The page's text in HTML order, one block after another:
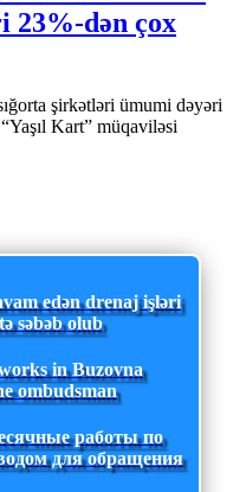
23%-dən çox
şirkətləri ümumi dəyəri
Kart” müqaviləsi
edən drenaj işləri
səbəb olub
in Buzovna
ombudsman
работы по
для обращения